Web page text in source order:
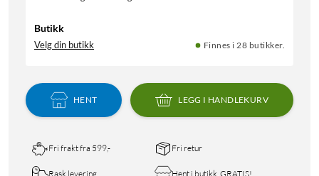
Butikk
Velg din butikk Finnes i 28 butikker.
HENT LEGG I HANDLEKURV
Fri frakt fra 599,- Fri retur
Rask levering Hent i butikk, GRATIS!